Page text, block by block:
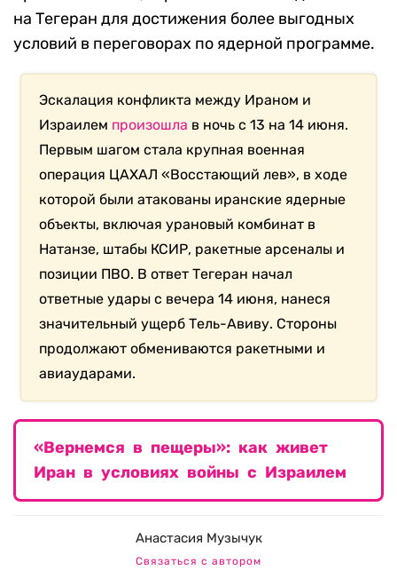
на Тегеран для достижения более выгодных
условий в переговорах по ядерной программе.
Эскалация конфликта между Ираном и
Израилем произошла в ночь с 13 на 14 июня.
Первым шагом стала крупная военная
операция ЦАХАЛ «Восстающий лев», в ходе
которой были атакованы иранские ядерные
объекты, включая урановый комбинат в
Натанзе, штабы КСИР, ракетные арсеналы и
позиции ПВО. В ответ Тегеран начал
ответные удары с вечера 14 июня, нанеся
значительный ущерб Тель-Авиву. Стороны
продолжают обмениваются ракетными и
авиаударами.
«Вернемся в пещеры»: как живет
Иран в условиях войны с Израилем
Анастасия Музычук
Связаться с автором